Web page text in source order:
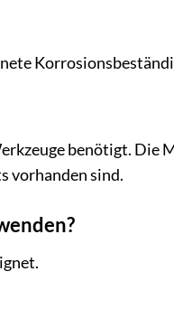
benötigt. Die
vorhanden sind.